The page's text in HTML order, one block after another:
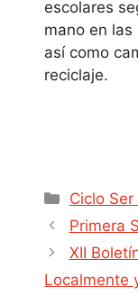
escolares
mano en
así como
reciclaje.
Ciclo
Primera
XII
Localmente